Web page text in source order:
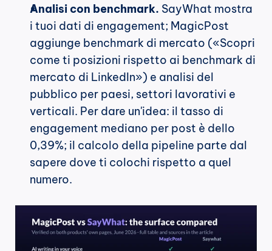
Analisi con benchmark. SayWhat mostra
i tuoi dati di engagement; MagicPost
aggiunge benchmark di mercato («Scopri
come ti posizioni rispetto ai benchmark di
mercato di LinkedIn») e analisi del
pubblico per paesi, settori lavorativi e
verticali. Per dare un'idea: il tasso di
engagement mediano per post è dello
0,39%; il calcolo della pipeline parte dal
sapere dove ti colochi rispetto a quel
numero.